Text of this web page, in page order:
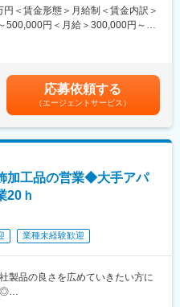
します。
index.html
ガラス専門メーカーです。120年
光学分野に特化した製品開発力を
ております。
皆様のお役に立てることを喜びと
み続けて参ります。
＜賃金形態＞月給制＜賃金内訳＞
500,000円＜月給＞300,000円～
(月額)は固定手当を含めた表記で
応募依頼する
（エージェントサービス）
加工品の営業◆大手アパ
20ｈ
業種未経験歓迎
製品の良さを広めていきたい方に
◎